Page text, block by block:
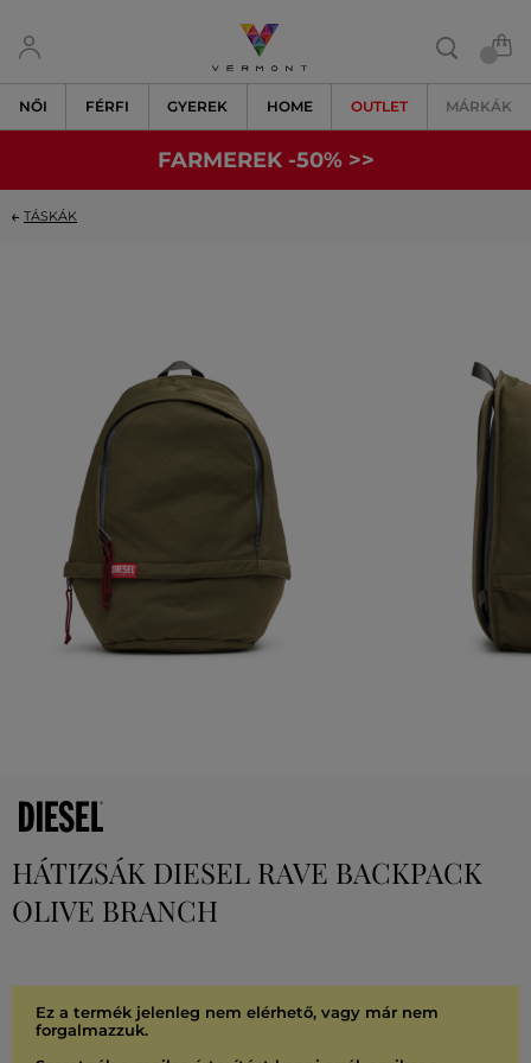
NŐI FÉRFI GYEREK HOME OUTLET MÁRKÁK
FARMEREK -50% >>
TÁSKÁK
HÁTIZSÁK DIESEL RAVE BACKPACK
OLIVE BRANCH
Ez a termék jelenleg nem elérhető, vagy már nem
forgalmazzuk.